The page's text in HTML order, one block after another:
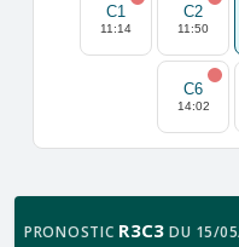
C1
11:14
C2
11:50
C6
14:02
PRONOSTIC R3C3 DU 15/